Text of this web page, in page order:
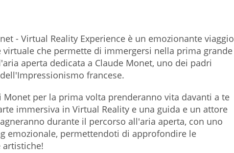
- Virtual Reality Experience è un emozionante viaggio
virtuale che permette di immergersi nella prima grande
aperta dedicata a Claude Monet, uno dei padri
francese.
Monet per la prima volta prenderanno vita davanti a te
immersiva in Virtual Reality e una guida e un attore
durante il percorso all'aria aperta, con uno
emozionale, permettendoti di approfondire le